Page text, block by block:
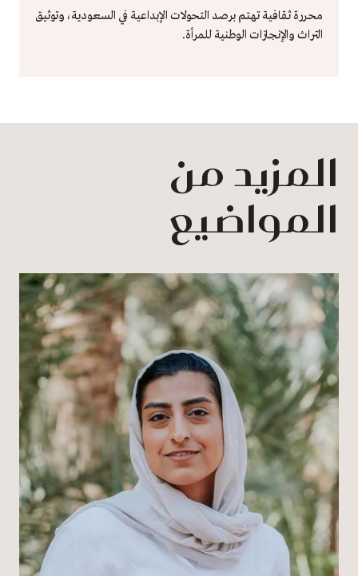
محررة ثقافية تهتم برصد التحولات الإبداعية في السعودية، وتوثيق
التراث والإنجازات الوطنية للمرأة.
المزيد من
المواضيع